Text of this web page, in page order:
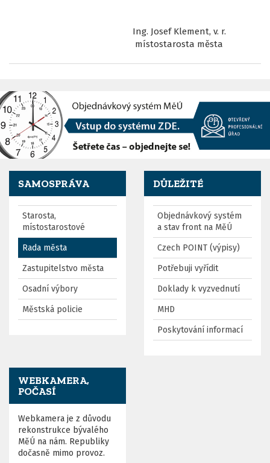
Ing. Josef Klement, v. r.
místostarosta města
SAMOSPRÁVA
Starosta,
místostarostové
Rada města
Zastupitelstvo města
Osadní výbory
Městská policie
DŮLEŽITÉ
Objednávkový systém
a stav front na MěÚ
Czech POINT (výpisy)
Potřebuji vyřídit
Doklady k vyzvednutí
MHD
Poskytování informací
WEBKAMERA,
POČASÍ
Webkamera je z důvodu
rekonstrukce bývalého
MěÚ na nám. Republiky
dočasně mimo provoz.